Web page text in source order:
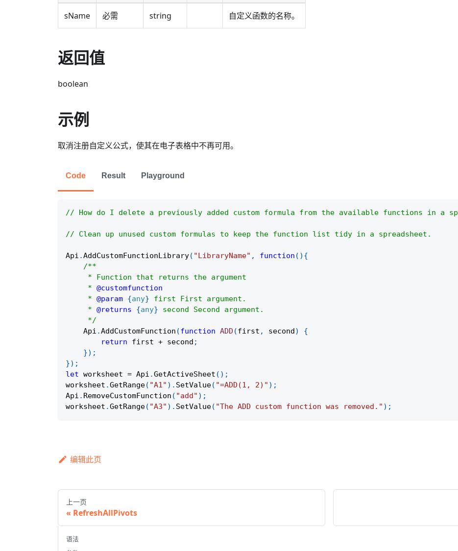
sName 必需 string 自定义函数的名称。
返回值
boolean
示例
取消注册自定义公式，使其在电子表格中不再可用。
Code Result Playground
// How do I delete a previously added custom formula from the available functions in a
// Clean up unused custom formulas to keep the function list tidy in a spreadsheet.
Api .AddCustomFunctionLibrary( "LibraryName" , function ( ) {
/**
     * Function that returns the argument
     *
@customfunction
     *
@param {any} first First argument.
     *
@returns {any} second Second argument.
     */
Api .AddCustomFunction (function ADD (first , second)
{
return first + second ;
}) ;
}) ;
let worksheet = Api .GetActiveSheet ( ) ;
worksheet .GetRange( "A1" ) . SetValue( "=ADD(1, 2)" ) ;
Api . RemoveCustomFunction ( "add" ) ;
worksheet .GetRange( "A3" ) . SetValue( "The ADD custom function was removed." ) ;
编辑此页
上一页
RefreshAllPivots
语法